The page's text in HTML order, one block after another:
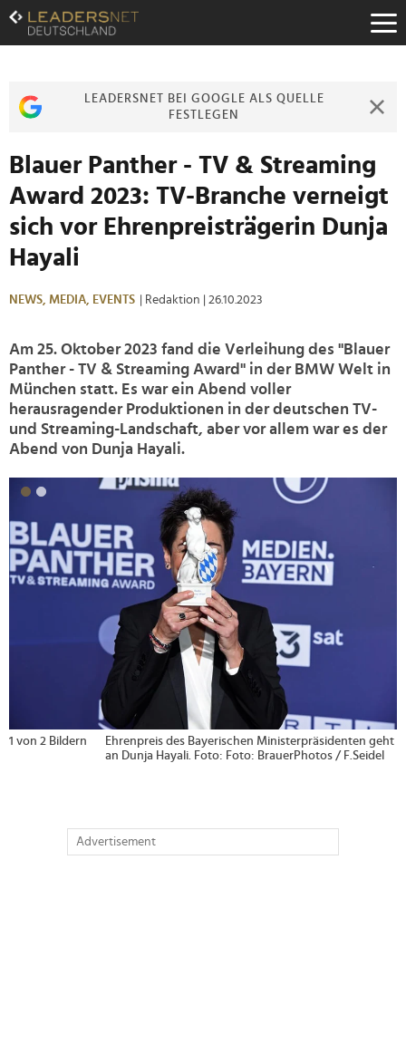
Zum
Inhalt
Zur
Zur
LEADERSNET BEI GOOGLE ALS QUELLE
FESTLEGEN
Blauer Panther - TV & Streaming
Award 2023: TV-Branche verneigt
sich vor Ehrenpreisträgerin Dunja
Hayali
NEWS, MEDIA, EVENTS | Redaktion | 26.10.2023
Am 25. Oktober 2023 fand die Verleihung des "Blauer
Panther - TV & Streaming Award" in der BMW Welt in
München statt. Es war ein Abend voller
herausragender Produktionen in der deutschen TV-
und Streaming-Landschaft, aber vor allem war es der
Abend von Dunja Hayali.
2 von 2 Bildern
Der Preis für die "Beliebteste Unterhaltungssendung"
ging an "Joko & Klaas gegen ProSieben" (ProSieben),
Advertisement